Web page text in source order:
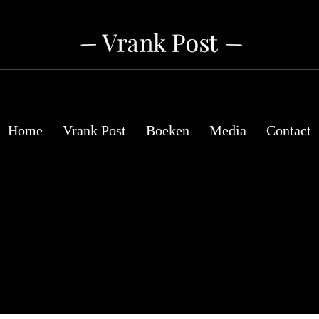
Home Vrank Post Boeken Media Contact